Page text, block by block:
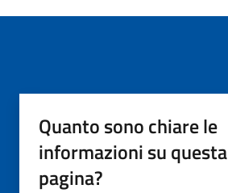
Quanto sono chiare le
informazioni su questa
pagina?